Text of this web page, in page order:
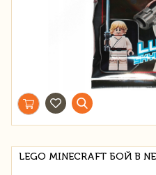
LEGO MINECRAFT БОЙ В